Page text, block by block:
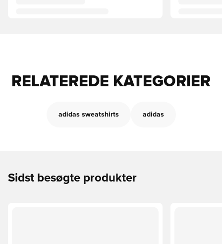
RELATEREDE KATEGORIER
adidas sweatshirts adidas
Sidst besøgte produkter